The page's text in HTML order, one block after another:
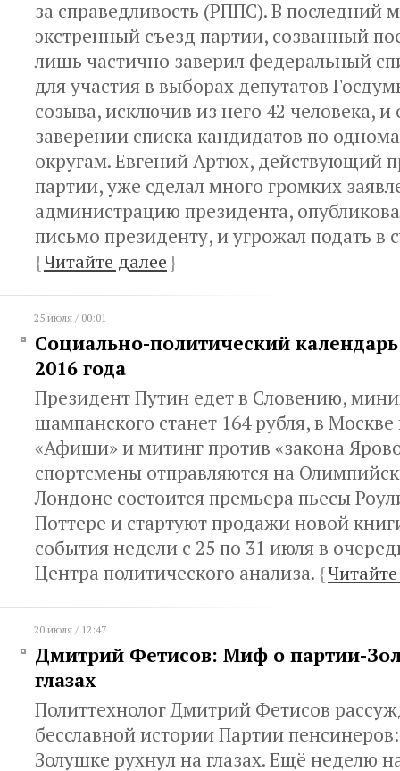
за справедливость (РППС). В последний
экстренный съезд партии, созванный
лишь частично заверил федеральный
для участия в выборах депутатов
созыва, исключив из него 42 человека, и
заверении списка кандидатов по
округам. Евгений Артюх, действующий
партии, уже сделал много громких
администрацию президента,
письмо президенту, и угрожал подать в
{Читайте далее}
25 июля / 00:01
Социально-политический
2016 года
Президент Путин едет в Словению,
шампанского станет 164 рубля, в
«Афиши» и митинг против «закона
спортсмены отправляются на
Лондоне состоится премьера пьесы
Поттере и стартуют продажи новой
события недели с 25 по 31 июля в
Центра политического анализа. {
20 июля / 12:47
Дмитрий Фетисов: Миф о партии-
глазах
Политтехнолог Дмитрий Фетисов
бесславной истории Партии
Золушке рухнул на глазах. Ещё неделю